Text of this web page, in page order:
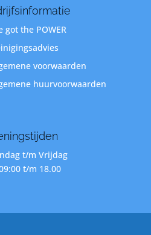
got the POWER
voorwaarden
huurvoorwaarden
t/m Vrijdag
t/m 18.00